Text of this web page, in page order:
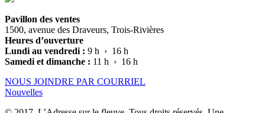
Pavillon des ventes
1500, avenue des Draveurs, Trois-Rivières
Heures d’ouverture
Lundi au vendredi : 9 h › 16 h
Samedi et dimanche : 11 h › 16 h
NOUS JOINDRE PAR COURRIEL
Nouvelles